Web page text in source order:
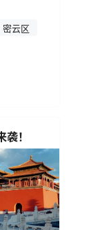
密云区
！